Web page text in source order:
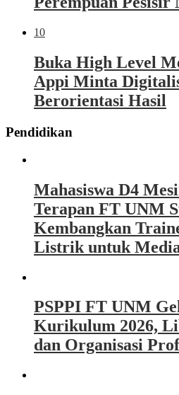
10
Buka High Level
Appi Minta
Berorientasi Hasil
Pendidikan
Mahasiswa D4
Terapan FT UNM
Kembangkan
Listrik untuk
PSPPI FT UNM
Kurikulum 2026,
dan Organisasi